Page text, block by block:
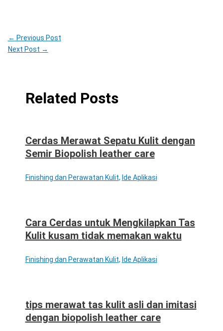
← Previous Post
Next Post →
Related Posts
Cerdas Merawat Sepatu Kulit dengan
Semir Biopolish leather care
Finishing dan Perawatan Kulit, Ide Aplikasi
Cara Cerdas untuk Mengkilapkan Tas
Kulit kusam tidak memakan waktu
Finishing dan Perawatan Kulit, Ide Aplikasi
tips merawat tas kulit asli dan imitasi
dengan biopolish leather care